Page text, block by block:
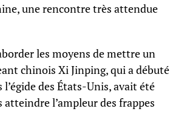
une rencontre très attendue
les moyens de mettre un
chinois Xi Jinping, qui a débuté
des États-Unis, avait été
l’ampleur des frappes